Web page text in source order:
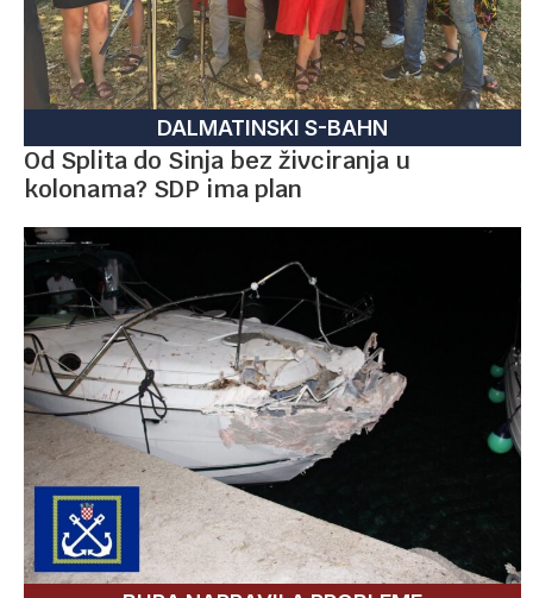
DALMATINSKI S-BAHN
Od Splita do Sinja bez živciranja u
kolonama? SDP ima plan